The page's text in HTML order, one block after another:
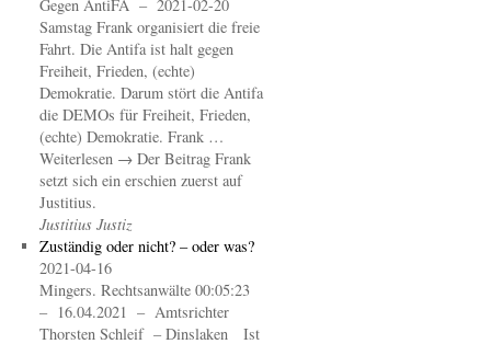
Gegen AntiFA – 2021-02-20
Samstag Frank organisiert die freie
Fahrt. Die Antifa ist halt gegen
Freiheit, Frieden, (echte)
Demokratie. Darum stört die Antifa
die DEMOs für Freiheit, Frieden,
(echte) Demokratie. Frank …
Weiterlesen → Der Beitrag Frank
setzt sich ein erschien zuerst auf
Justitius.
Justitius Justiz
Zuständig oder nicht? – oder was?
2021-04-16
Mingers. Rechtsanwälte 00:05:23
– 16.04.2021 – Amtsrichter
Thorsten Schleif – Dinslaken Ist